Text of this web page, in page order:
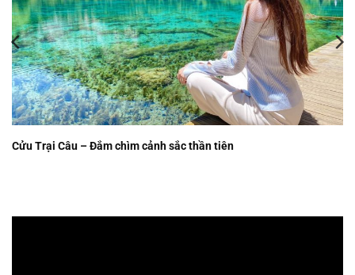
Cửu Trại Câu – Đắm chìm cảnh sắc thần tiên